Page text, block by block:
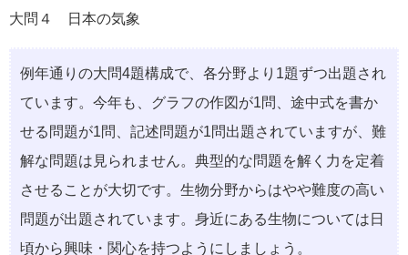
大問４ 日本の気象
例年通りの大問4題構成で、各分野より1題ずつ出題され
ています。今年も、グラフの作図が1問、途中式を書か
せる問題が1問、記述問題が1問出題されていますが、難
解な問題は見られません。典型的な問題を解く力を定着
させることが大切です。生物分野からはやや難度の高い
問題が出題されています。身近にある生物については日
頃から興味・関心を持つようにしましょう。